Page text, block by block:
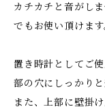
カチカチと音がし
でもお使い頂けます
置き時計としてご
部の穴にしっかり
また、上部に壁掛